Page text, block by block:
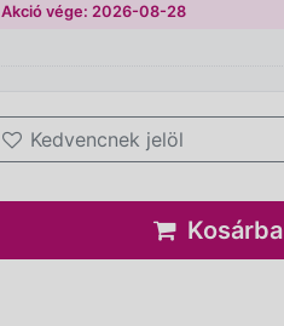
Akció vége: 2026-08-28
Kedvencnek jelöl
Kosárba